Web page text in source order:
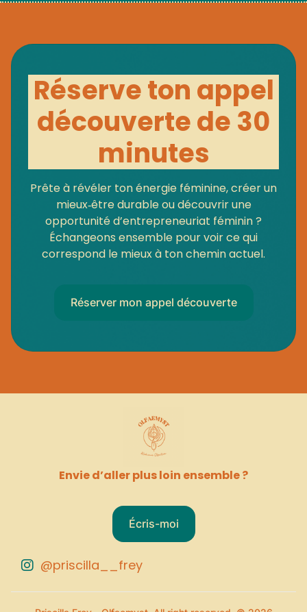
Réserve ton appel
découverte de 30
minutes
Prête à révéler ton énergie féminine, créer un
mieux‑être durable ou découvrir une
opportunité d’entrepreneuriat féminin ?
Échangeons ensemble pour voir ce qui
correspond le mieux à ton chemin actuel.
Réserver mon appel découverte
Envie d’aller plus loin ensemble ?
Écris-moi
@priscilla__frey